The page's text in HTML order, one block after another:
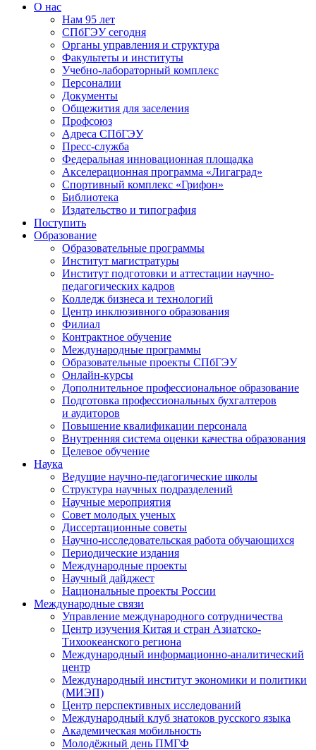
О нас
Нам 95 лет
СПбГЭУ сегодня
Органы управления и структура
Факультеты и институты
Учебно-лабораторный комплекс
Персоналии
Документы
Общежития для заселения
Профсоюз
Адреса СПбГЭУ
Пресс-служба
Федеральная инновационная площадка
Акселерационная программа «Лигаград»­­
Спортивный комплекс «Грифон»
Библиотека
Издательство и типография
Поступить
Образование
Образовательные программы
Институт магистратуры
Институт подготовки и аттестации научно-
педагогических кадров
Колледж бизнеса и технологий
Центр инклюзивного образования
Филиал
Контрактное обучение
Международные программы
Образовательные проекты СПбГЭУ
Онлайн-курсы
Дополнительное профессиональное образование
Подготовка профессиональных бухгалтеров
и аудиторов
Повышение квалификации персонала
Внутренняя система оценки качества образования
Целевое обучение
Наука
Ведущие научно-педагогические школы
Структура научных подразделений
Научные мероприятия
Совет молодых ученых
Диссертационные советы
Научно-исследовательская работа обучающихся
Периодические издания
Международные проекты
Научный дайджест
Национальные проекты России
Международные связи
Управление международного сотрудничества
Центр изучения Китая и стран Азиатско-
Тихоокеанского региона
Международный информационно-аналитический
центр
Международный институт экономики и политики
(МИЭП)
Центр перспективных исследований
Международный клуб знатоков русского языка
Академическая мобильность
Молодёжный день ПМГФ